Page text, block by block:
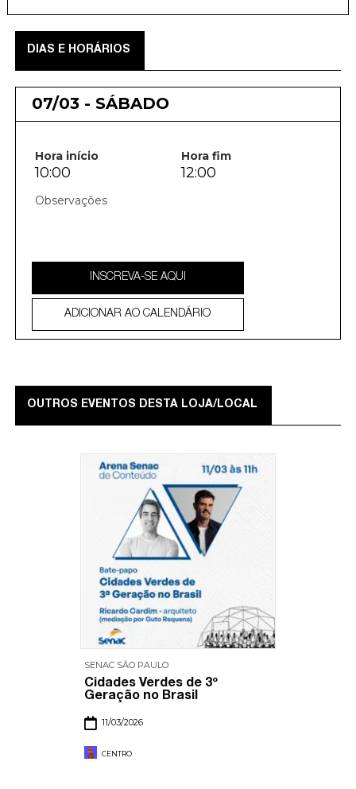
DIAS E HORÁRIOS
07/03 - SÁBADO
Hora início Hora fim
10:00 12:00
INSCREVA-SE AQUI
ADICIONAR AO CALENDÁRIO
OUTROS EVENTOS DESTA LOJA/LOCAL
SENAC SĀO PAULO
Cidades Verdes de 3º
Geração no Brasil
11/03/2026
CENTRO